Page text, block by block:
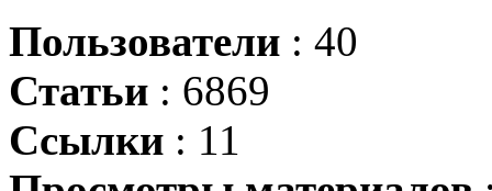
Пользователи : 40
Статьи : 6869
Ссылки : 11